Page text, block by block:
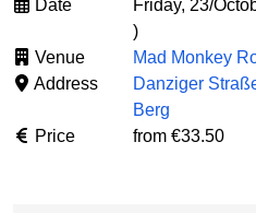
Date Friday, 23/
)
Venue
Mad Monkey
Address
Danziger
Berg
Price
from €33.50